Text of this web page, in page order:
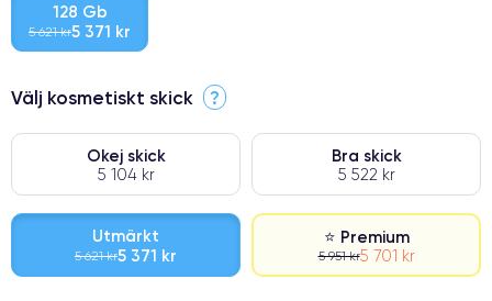
128 Gb
5 621 kr5 371 kr
Välj kosmetiskt skick ?
Okej skick
5 104 kr
Bra skick
5 522 kr
Utmärkt
5 621 kr5 371 kr
⭐ Premium
5 951 kr5 701 kr